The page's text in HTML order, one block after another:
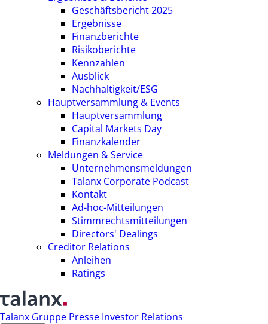
Geschäftsbericht 2025
Ergebnisse
Finanzberichte
Risikoberichte
Kennzahlen
Ausblick
Nachhaltigkeit/ESG
Hauptversammlung & Events
Hauptversammlung
Capital Markets Day
Finanzkalender
Meldungen & Service
Unternehmensmeldungen
Talanx Corporate Podcast
Kontakt
Ad-hoc-Mitteilungen
Stimmrechtsmitteilungen
Directors' Dealings
Creditor Relations
Anleihen
Ratings
Talanx Gruppe Presse Investor Relations